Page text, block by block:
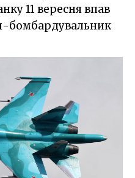
11 вересня впав
бомбардувальник